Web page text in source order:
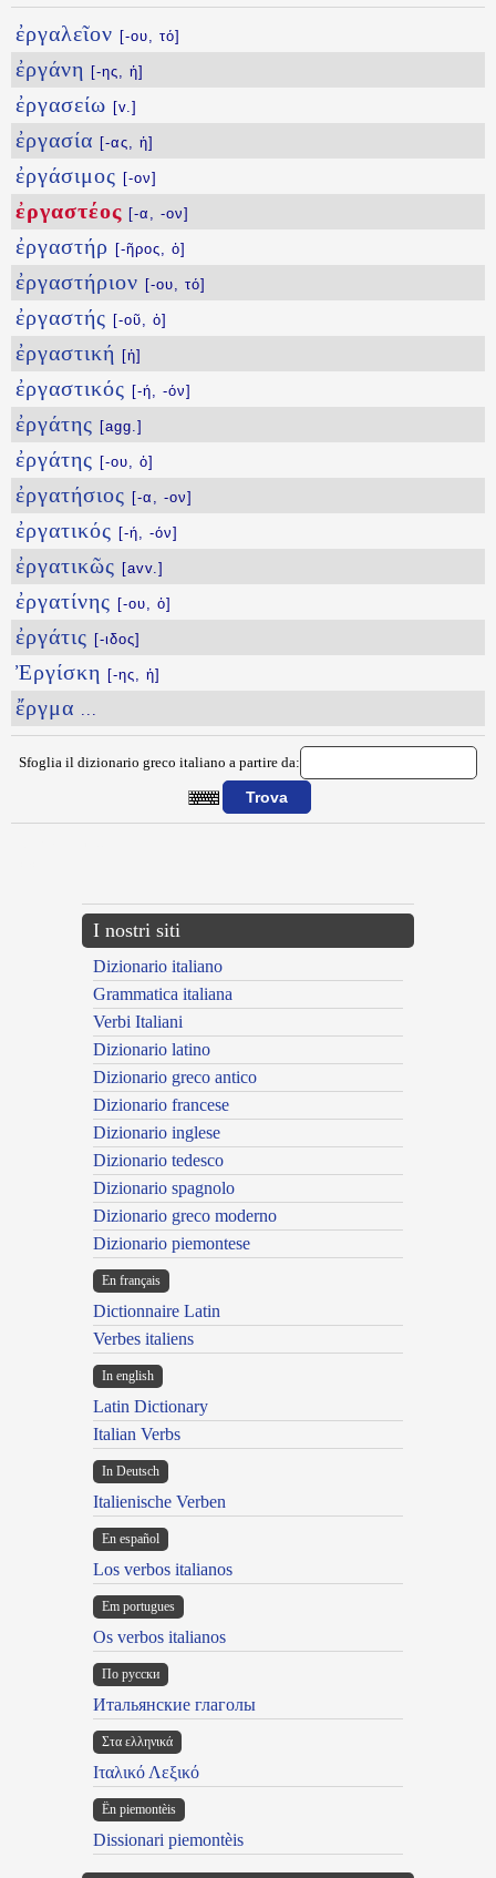
ἐργαλεῖον [-ου, τό]
ἐργάνη [-ης, ἡ]
ἐργασείω [v.]
ἐργασία [-ας, ἡ]
ἐργάσιμος [-ον]
ἐργαστέος [-α, -ον]
ἐργαστήρ [-ῆρος, ὁ]
ἐργαστήριον [-ου, τό]
ἐργαστής [-οῦ, ὁ]
ἐργαστική [ἡ]
ἐργαστικός [-ή, -όν]
ἐργάτης [agg.]
ἐργάτης [-ου, ὁ]
ἐργατήσιος [-α, -ον]
ἐργατικός [-ή, -όν]
ἐργατικῶς [avv.]
ἐργατίνης [-ου, ὁ]
ἐργάτις [-ιδος]
Ἐργίσκη [-ης, ἡ]
ἔργμα ...
Sfoglia il dizionario greco italiano a partire da:
I nostri siti
Dizionario italiano
Grammatica italiana
Verbi Italiani
Dizionario latino
Dizionario greco antico
Dizionario francese
Dizionario inglese
Dizionario tedesco
Dizionario spagnolo
Dizionario greco moderno
Dizionario piemontese
En français
Dictionnaire Latin
Verbes italiens
In english
Latin Dictionary
Italian Verbs
In Deutsch
Italienische Verben
En español
Los verbos italianos
Em portugues
Os verbos italianos
По русски
Итальянские глаголы
Στα ελληνικά
Ιταλικό Λεξικό
Ën piemontèis
Dissionari piemontèis